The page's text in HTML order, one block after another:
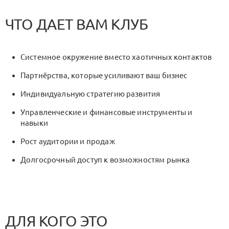
ЧТО ДАЕТ ВАМ КЛУБ
Системное окружение вместо хаотичных контактов
Партнёрства, которые усиливают ваш бизнес
Индивидуальную стратегию развития
Управленческие и финансовые инструменты и
навыки
Рост аудитории и продаж
Долгосрочный доступ к возможностям рынка
ДЛЯ КОГО ЭТО